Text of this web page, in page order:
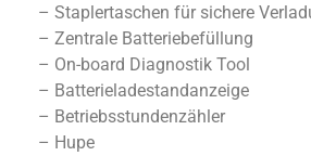
– Staplertaschen für sichere
– Zentrale Batteriebefüllung
– On-board Diagnostik Tool
– Batterieladestandanzeige
– Betriebsstundenzähler
– Hupe